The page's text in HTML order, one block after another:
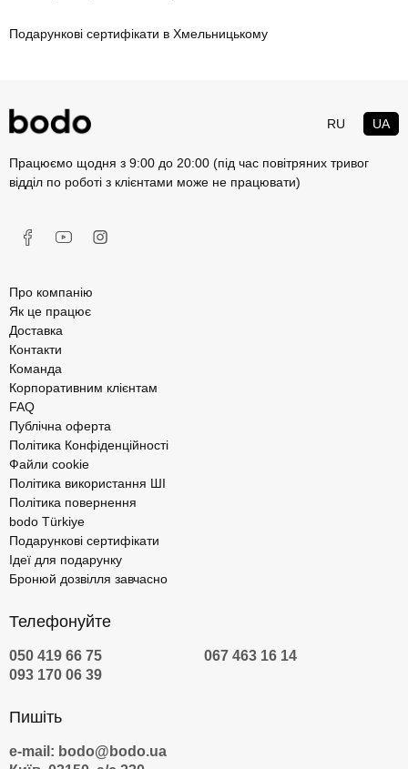
Подарункові сертифікати в Хмельницькому
RU UA
Працюємо щодня з 9:00 до 20:00 (під час повітряних тривог
відділ по роботі з клієнтами може не працювати)
Про компанію
Як це працює
Доставка
Контакти
Команда
Корпоративним клієнтам
FAQ
Публічна оферта
Політика Конфіденційності
Файли cookie
Політика використання ШІ
Політика повернення
bodo Türkiye
Подарункові сертифікати
Ідеї для подарунку
Бронюй дозвілля завчасно
Телефонуйте
050 419 66 75
067 463 16 14
093 170 06 39
Пишіть
e-mail: bodo@bodo.ua